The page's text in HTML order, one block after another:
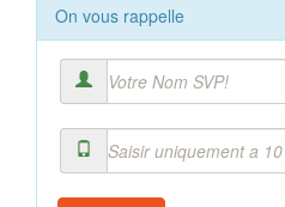
On vous rappelle